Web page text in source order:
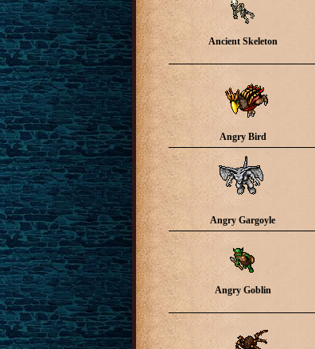
Ancient Skeleton
Angry Bird
Angry Gargoyle
Angry Goblin